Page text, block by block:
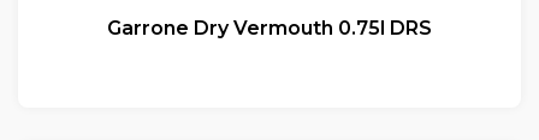
Garrone Dry Vermouth 0.75l DRS